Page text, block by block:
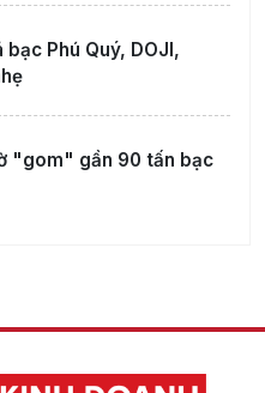
Phú Quý, DOJI,
"gom" gần 90 tấn bạc